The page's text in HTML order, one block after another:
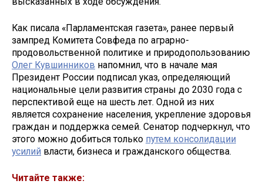
Как писала «Парламентская газета», ранее первый
зампред Комитета Совфеда по аграрно-
продовольственной политике и природопользованию
Олег Кувшинников напомнил, что в начале мая
Президент России подписал указ, определяющий
национальные цели развития страны до 2030 года с
перспективой еще на шесть лет. Одной из них
является сохранение населения, укрепление здоровья
граждан и поддержка семей. Сенатор подчеркнул, что
этого можно добиться только путем консолидации
усилий власти, бизнеса и гражданского общества.
Читайте также: